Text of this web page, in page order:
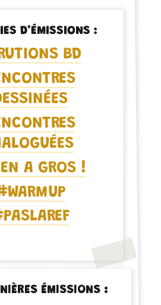
D’ÉMISSIONS :
BD
A GROS !
ÉMISSIONS :